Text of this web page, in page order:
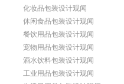
化妆品包装设计观闻
休闲食品包装设计观闻
餐饮用品包装设计观闻
宠物用品包装设计观闻
酒水饮料包装设计观闻
工业用品包装设计观闻